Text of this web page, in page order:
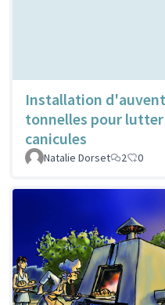
Installation
tonnelles pour
canicules
Natalie Dorset 2 0